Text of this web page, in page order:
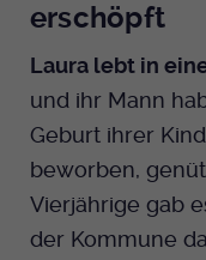
erschöpft
Laura lebt in
und ihr Mann
Geburt ihrer
beworben,
Vierjährige gab
der Kommune